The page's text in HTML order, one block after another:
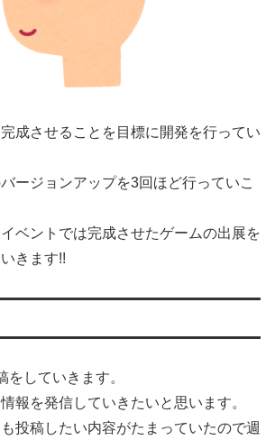
成させることを目標に開発を行ってい
ージョンアップを3回ほど行っていこ
ベントでは完成させたゲームの出展を
きます!!
をしていきます。
報を発信していきたいと思います。
投稿したい内容がたまっていたので週